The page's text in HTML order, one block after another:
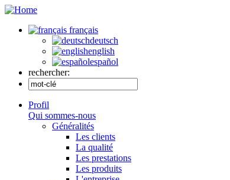
français
deutsch
english
español
rechercher:
Profil
Qui sommes-nous
Généralités
Les clients
La qualité
Les prestations
Les produits